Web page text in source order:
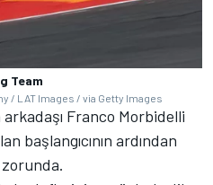
Team
/ LAT Images / via Getty Images
arkadaşı Franco Morbidelli
başlangıcının ardından